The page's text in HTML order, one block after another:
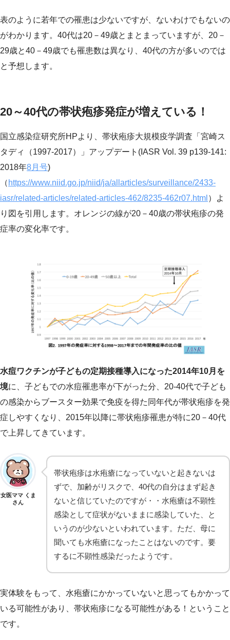
表のように若年での罹患は少ないですが、ないわけでもないの
がわかります。40代は20－49歳とまとまっていますが、20－
29歳と40－49歳でも罹患数は異なり、40代の方が多いのでは
と予想します。
20～40代の帯状疱疹発症が増えている！
国立感染症研究所HPより、帯状疱疹大規模疫学調査「宮崎ス
タディ（1997-2017）」アップデート(IASR Vol. 39 p139-141:
2018年8月号)
（ https://www.niid.go.jp/niid/ja/allarticles/surveillance/2433-
iasr/related-articles/related-articles-462/8235-462r07.html ）よ
り図を引用します。オレンジの線が20－40歳の帯状疱疹の発
症率の変化率です。
水痘ワクチンが子どもの定期接種導入になった2014年10月を
境に、子どもでの水痘罹患率が下がった分、20-40代で子ども
の感染からブースター効果で免疫を得た同年代が帯状疱疹を発
症しやすくなり、2015年以降に帯状疱疹罹患が特に20－40代
で上昇してきています。
女医ママ くま
さん
帯状疱疹は水疱瘡になっていないと起きないは
ずで、加齢がリスクで、40代の自分はまず起き
ないと信じていたのですが・・水疱瘡は不顕性
感染として症状がないままに感染していた、と
いうのが少ないといわれています。ただ、母に
聞いても水疱瘡になったことはないのです。要
するに不顕性感染だったようです。
実体験をもって、水疱瘡にかかっていないと思ってもかかって
いる可能性があり、帯状疱疹になる可能性がある！ということ
です。